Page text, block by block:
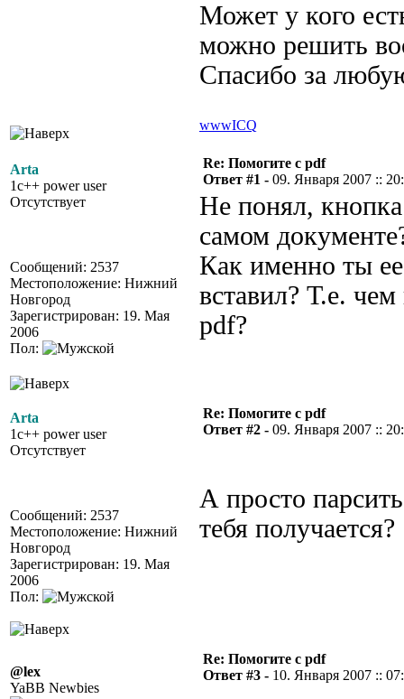
Может у кого
можно решить
Спасибо за
wwwICQ
Arta
1c++ power user
Отсутствует
Сообщений: 2537
Местоположение: Нижний
Новгород
Зарегистрирован: 19. Мая
2006
Пол:
Re: Помогите с pdf
Ответ #1 - 09. Января 2007 ::
Не понял,
самом
Как именно ты ее
вставил? Т.е. чем
pdf?
Arta
1c++ power user
Отсутствует
Сообщений: 2537
Местоположение: Нижний
Новгород
Зарегистрирован: 19. Мая
2006
Пол:
Re: Помогите с pdf
Ответ #2 - 09. Января 2007 ::
А просто
тебя получается?
@lex
YaBB Newbies
Re: Помогите с pdf
Ответ #3 - 10. Января 2007 ::